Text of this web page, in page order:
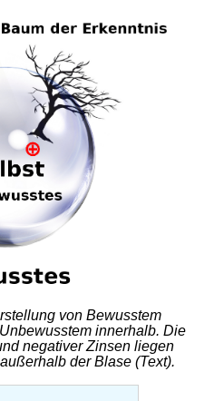
von Bewusstem
innerhalb. Die
negativer Zinsen liegen
der Blase (Text).